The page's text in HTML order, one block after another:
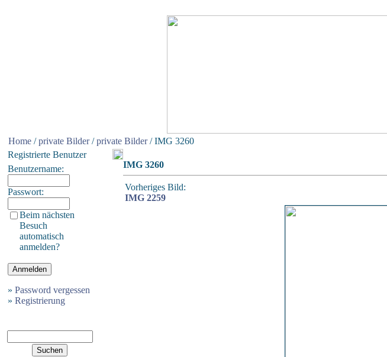
Home /private Bilder/private Bilder/ IMG 3260
Registrierte Benutzer
Benutzername:
Passwort:
Beim nächsten
Besuch
automatisch
anmelden?
» Password vergessen
» Registrierung
IMG 3260
Vorheriges Bild:
IMG 2259